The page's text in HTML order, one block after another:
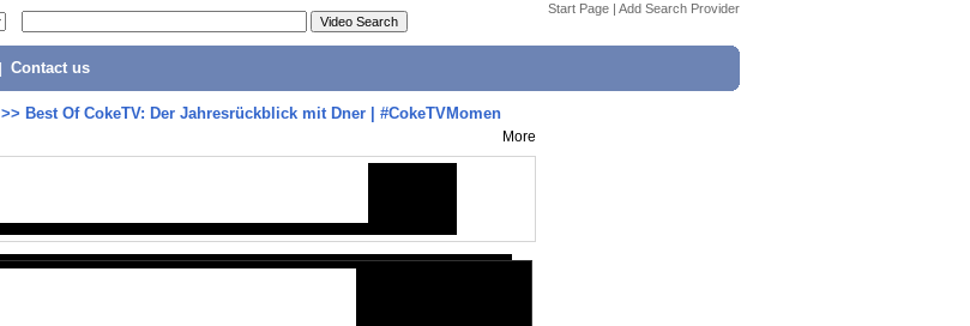
Start Page | Add Search Provider
Contact us
>> Best Of CokeTV: Der Jahresrückblick mit Dner | #CokeTVMomen
More